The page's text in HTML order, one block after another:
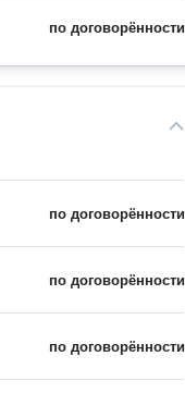
по договорённости
по договорённости
по договорённости
по договорённости